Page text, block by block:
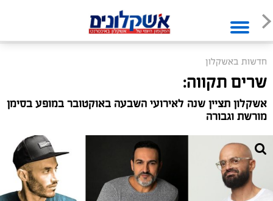
חדשות באשקלון
שרים תקווה:
אשקלון תציין שנה לאירועי השבעה באוקטובר במופע בסימן
מורשת וגבורה